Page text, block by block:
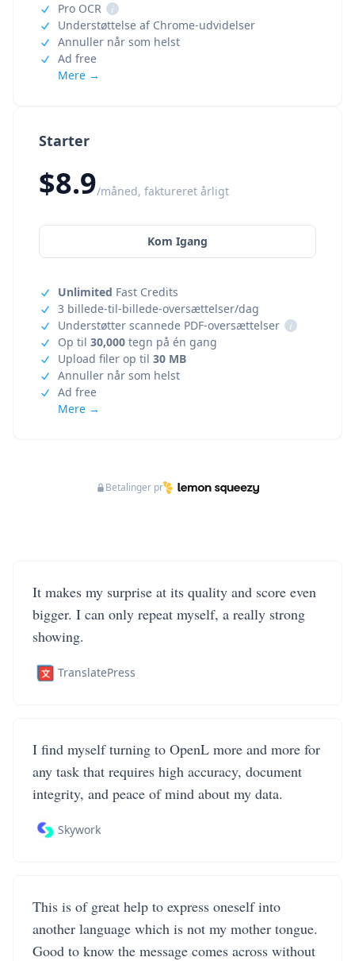
Starter
$8.9/måned, faktureret årligt
Kom Igang
Unlimited Fast Credits
3 billede-til-billede-oversættelser/dag
Understøtter scannede PDF-oversættelser
i
Op til 30,000 tegn på én gang
Upload filer op til 30 MB
Annuller når som helst
Ad free
Mere →
Pro OCR
i
Understøttelse af Chrome-udvidelser
Annuller når som helst
Ad free
Mere →
Betalinger pr
It makes my surprise at its quality and score even
bigger. I can only repeat myself, a really strong
showing.
TranslatePress
I find myself turning to OpenL more and more for
any task that requires high accuracy, document
integrity, and peace of mind about my data.
Skywork
This is of great help to express oneself into
another language which is not my mother tongue.
Good to know the message comes across without